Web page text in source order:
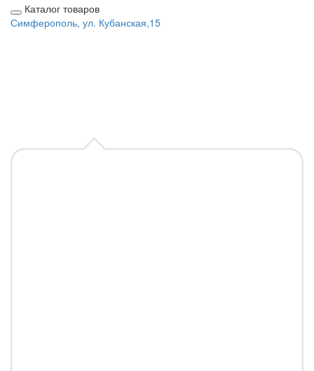
Каталог товаров
Симферополь, ул. Кубанская,15